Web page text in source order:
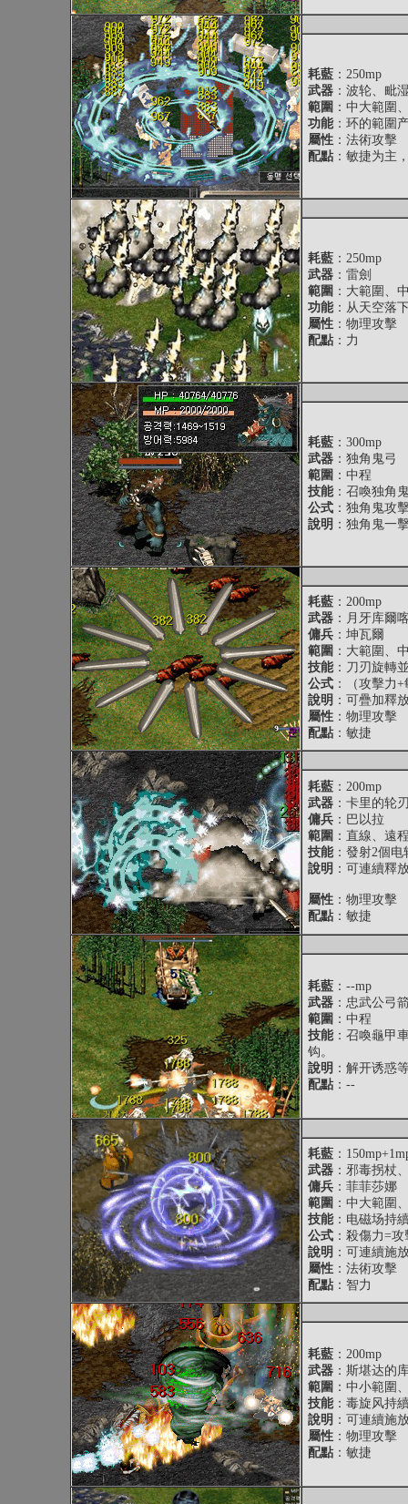
耗藍 ：250mp
武器 ：波轮、毗
範圍 ：中大範圍
功能：环的範圍
屬性 ：法術攻擊
配點 ：敏捷为主
耗藍 ：250mp
武器 ：雷劍
範圍 ：大範圍、
功能：从天空落
屬性 ：物理攻擊
配點 ：力
耗藍 ：300mp
武器 ：独角鬼弓
範圍 ：中程
技能：召喚独角
公式 ：独角鬼攻
說明 ：独角鬼一
耗藍 ：200mp
武器 ：月牙库爾
傭兵 ：坤瓦爾
範圍 ：大範圍、
技能：刀刃旋轉
公式 ：（攻擊力
說明 ：可疊加釋
屬性 ：物理攻擊
配點 ：敏捷
耗藍 ：200mp
武器 ：卡里的轮
傭兵 ：巴以拉
範圍 ：直線、遠
技能：發射2個电
說明 ：可連續釋
屬性 ：物理攻擊
配點 ：敏捷
耗藍 ：--mp
武器 ：忠武公弓
範圍 ：中程
技能：召喚龜甲
钩。
說明 ：解开诱惑
配點 ：--
耗藍 ：
武器 ：邪毒拐杖
傭兵 ：菲菲莎娜
範圍 ：中大範圍
技能：电磁场持
公式 ：殺傷力=
說明 ：可連續施
屬性 ：法術攻擊
配點 ：智力
耗藍 ：200mp
武器 ：斯堪达的
範圍 ：中小範圍
技能：毒旋风持
說明 ：可連續施
屬性 ：物理攻擊
配點 ：敏捷